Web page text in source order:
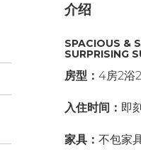
介绍
SPACIOUS &
SURPRISING
房型： 4房2浴
入住时间： 即
家具： 不包家